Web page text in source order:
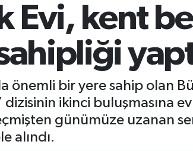
Evi, kent
önemli bir yere sahip olan
dizisinin ikinci buluşmasına
günümüze uzanan
alındı.